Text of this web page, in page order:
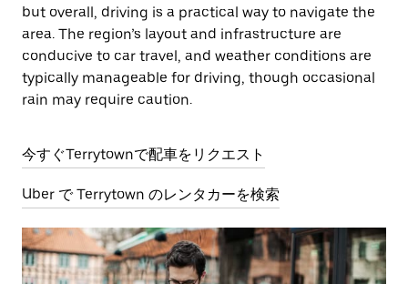
but overall, driving is a practical way to navigate the
area. The region’s layout and infrastructure are
conducive to car travel, and weather conditions are
typically manageable for driving, though occasional
rain may require caution.
今すぐTerrytownで配車をリクエスト
Uber で Terrytown のレンタカーを検索